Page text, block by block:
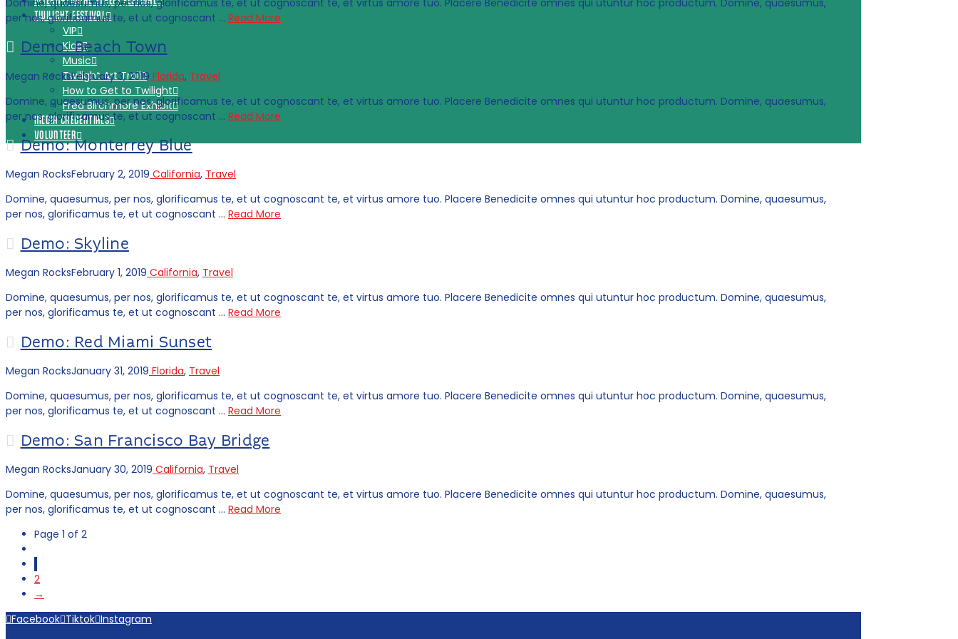
TWILIGHT FESTIVAL
VIP
Kids
Music
Twilight Art Trail
How to Get to Twilight
Fred Birchmore Exhibit
MEDIA CREDENTIALS
VOLUNTEER
per nos, glorificamus te, et ut cognoscant … Read More
Demo: Beach Town
Megan RocksFebruary 3, 2019 Florida, Travel
Domine, quaesumus, per nos, glorificamus te, et ut cognoscant te, et virtus amore tuo. Placere Benedicite omnes qui utuntur hoc productum. Domine, quaesumus,
per nos, glorificamus te, et ut cognoscant … Read More
Demo: Monterrey Blue
Megan RocksFebruary 2, 2019 California, Travel
Domine, quaesumus, per nos, glorificamus te, et ut cognoscant te, et virtus amore tuo. Placere Benedicite omnes qui utuntur hoc productum. Domine, quaesumus,
per nos, glorificamus te, et ut cognoscant … Read More
Demo: Skyline
Megan RocksFebruary 1, 2019 California, Travel
Domine, quaesumus, per nos, glorificamus te, et ut cognoscant te, et virtus amore tuo. Placere Benedicite omnes qui utuntur hoc productum. Domine, quaesumus,
per nos, glorificamus te, et ut cognoscant … Read More
Demo: Red Miami Sunset
Megan RocksJanuary 31, 2019 Florida, Travel
Domine, quaesumus, per nos, glorificamus te, et ut cognoscant te, et virtus amore tuo. Placere Benedicite omnes qui utuntur hoc productum. Domine, quaesumus,
per nos, glorificamus te, et ut cognoscant … Read More
Demo: San Francisco Bay Bridge
Megan RocksJanuary 30, 2019 California, Travel
Domine, quaesumus, per nos, glorificamus te, et ut cognoscant te, et virtus amore tuo. Placere Benedicite omnes qui utuntur hoc productum. Domine, quaesumus,
per nos, glorificamus te, et ut cognoscant … Read More
Page 1 of 2
2
→
Facebook Tiktok Instagram